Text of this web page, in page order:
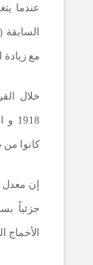
عندما
مع زيادة
خلال
كانوا من
جزئياً
الأخماج